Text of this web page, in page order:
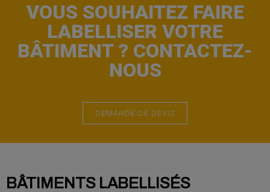
VOUS SOUHAITEZ FAIRE
LABELLISER VOTRE
BÂTIMENT ? CONTACTEZ-
NOUS
DEMANDE DE DEVIS
BÂTIMENTS LABELLISÉS